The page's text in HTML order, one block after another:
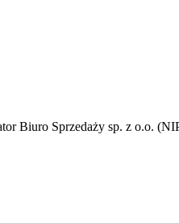
Biuro Sprzedaży sp. z o.o.